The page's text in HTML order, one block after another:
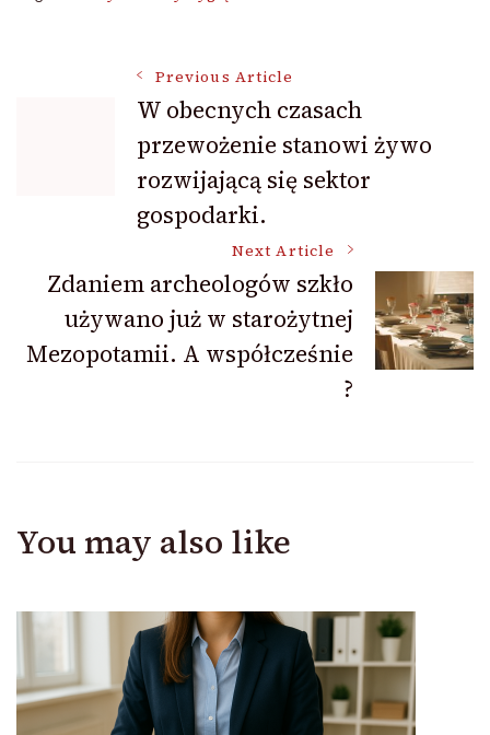
Navigation
Previous Article
W obecnych czasach
przewożenie stanowi żywo
rozwijającą się sektor
gospodarki.
Next Article
Zdaniem archeologów szkło
używano już w starożytnej
Mezopotamii. A współcześnie
?
You may also like